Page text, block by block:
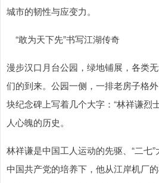
城市的韧性与应变力。
“敢为天下先”书写江湖传奇
漫步汉口月台公园，绿地铺展，各类
们的到来。公园一侧，一排老房子格
块纪念碑上写着几个大字：“林祥谦烈
人心魄的历史。
林祥谦是中国工人运动的先驱、“二七
中国共产党的培养下，他从江岸机厂